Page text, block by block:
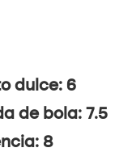
dulce: 6
de bola: 7.5
8